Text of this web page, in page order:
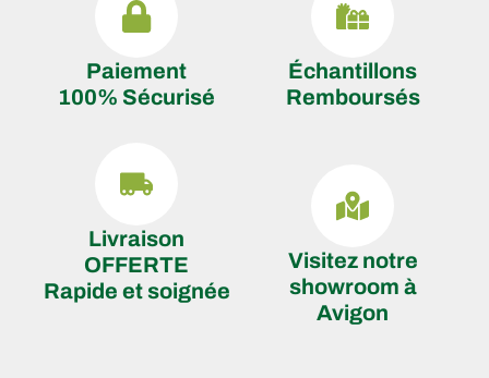
Paiement
100% Sécurisé
Livraison
OFFERTE
Rapide et soignée
Échantillons
Remboursés
Visitez notre
showroom à
Avigon